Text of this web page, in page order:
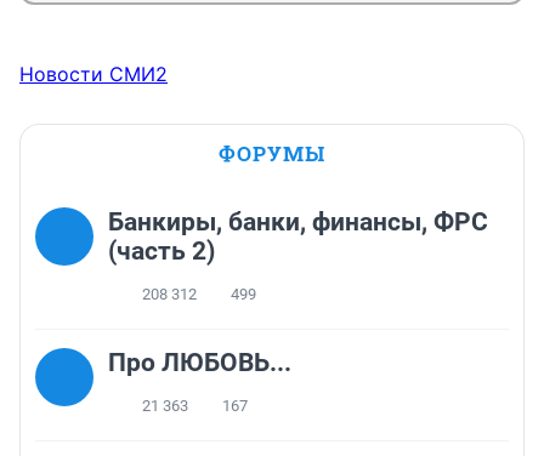
Новости СМИ2
ФОРУМЫ
Банкиры, банки, финансы, ФРС
(часть 2)
208 312 499
Про ЛЮБОВЬ...
21 363 167